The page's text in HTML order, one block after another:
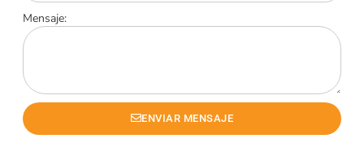
Mensaje:
ENVIAR MENSAJE